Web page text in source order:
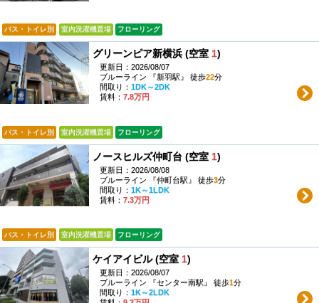
バス・トイレ別 室内洗濯機置場 フローリング
グリーンピア新横浜 (空室 1)
更新日：2026/08/07
ブルーライン 『新羽駅』 徒歩22分
間取り： 1DK～2DK
賃料： 7.8万円
バス・トイレ別 室内洗濯機置場 フローリング
ノースヒルズ仲町台 (空室 1)
更新日：2026/08/08
ブルーライン 『仲町台駅』 徒歩3分
間取り： 1K～1LDK
賃料： 7.3万円
バス・トイレ別 室内洗濯機置場 フローリング
ケイアイビル (空室 1)
更新日：2026/08/07
ブルーライン 『センター南駅』 徒歩1分
間取り： 1K～2LDK